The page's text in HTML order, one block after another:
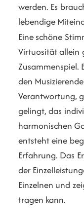
werden. Es
lebendige
Eine schöne
Virtuosität allein
Zusammenspiel.
den
Verantwortung,
gelingt, das
harmonischen
entsteht eine
Erfahrung. Das
der
Einzelnen und
tragen kann.